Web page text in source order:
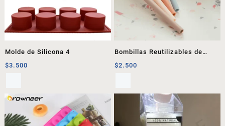
Molde de Silicona 4
$3.500
Bombillas Reutilizables de
Silicona
$2.500